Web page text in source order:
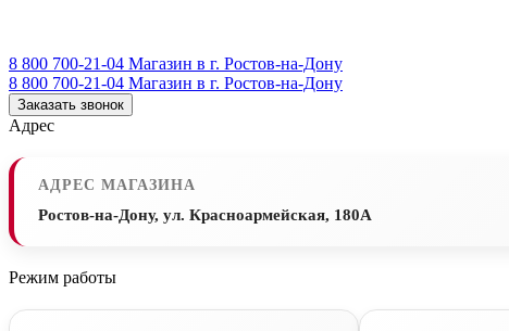
8 800 700-21-04 Магазин в г. Ростов-на-Дону
8 800 700-21-04 Магазин в г. Ростов-на-Дону
Заказать звонок
Адрес
АДРЕС МАГАЗИНА
Ростов-на-Дону, ул. Красноармейская, 180А
Режим работы